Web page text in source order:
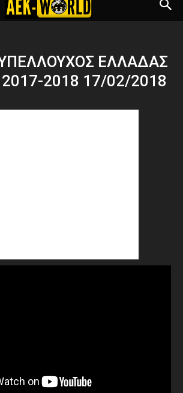
ΕΛΛΑΔΑΣ
2018 17/02/2018